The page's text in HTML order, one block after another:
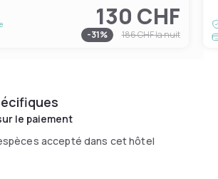
130 CHF
-31% 186 CHFla nuit
le paiement
accepté dans cet hôtel